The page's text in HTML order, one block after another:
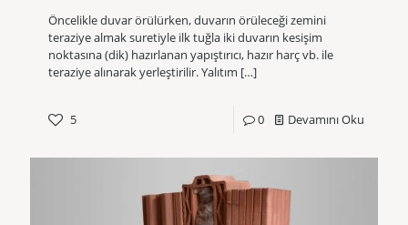
Öncelikle duvar örülürken, duvarın örüleceği zemini
teraziye almak suretiyle ilk tuğla iki duvarın kesişim
noktasına (dik) hazırlanan yapıştırıcı, hazır harç vb. ile
teraziye alınarak yerleştirilir. Yalıtım […]
5 0 Devamını Oku